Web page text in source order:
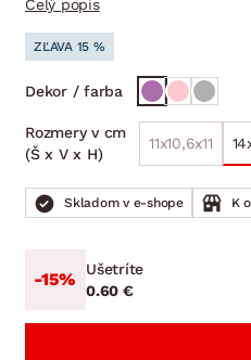
Celý popis
ZĽAVA 15 %
Dekor / farba
Rozmery v cm
(Š x V x H)
11x10,6x11
Skladom v e-shope K
-15%
Ušetríte
0.60 €